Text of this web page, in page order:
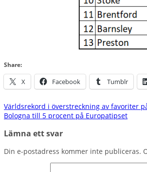
Share:
X Facebook Tumblr
Inläggsnavigering
Världsrekord i överstreckning av favoriter
Bologna till 5 procent på Europatipset
Lämna ett svar
Din e-postadress kommer inte publiceras.